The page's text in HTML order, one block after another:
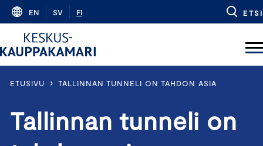
Skip
content
EN SV FI ETSI
ETUSIVU › TALLINNAN TUNNELI ON TAHDON ASIA
Tallinnan tunneli on